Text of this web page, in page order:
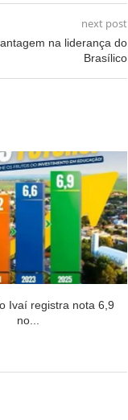
next post
na liderança do
Brasílico
Ivaí registra nota 6,9
no...